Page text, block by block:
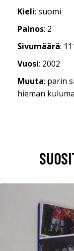
Kieli: suomi
Painos: 2
Sivumäärä:
Vuosi: 2002
Muuta: parin
hieman